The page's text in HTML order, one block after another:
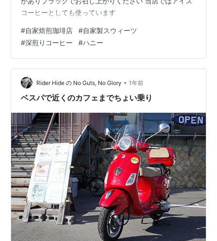
コーヒーとしても使っています
#自家焙煎珈琲店 #自家製スウィーツ
#深煎りコーヒー #ハニー
Rider Hide の No Guts, No Glory • 1年前
ベスパで近くのカフェまでちょい乗り